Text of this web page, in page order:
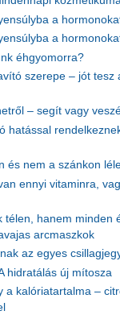
a
a
éhgyomorra?
szerepe – jót tesz
– segít vagy
hatással
és nem a szánkon
ennyi vitaminra,
télen, hanem minden
arcmaszkok
az egyes
hidratálás új mítosza
a kalóriatartalma –